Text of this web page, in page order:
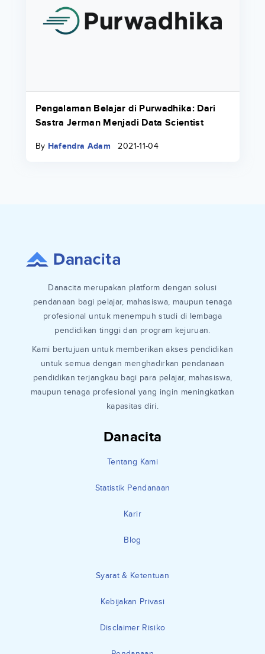
Pengalaman Belajar di Purwadhika: Dari
Sastra Jerman Menjadi Data Scientist
By Hafendra Adam 2021-11-04
Danacita
Tentang Kami
Statistik Pendanaan
Karir
Blog
Syarat & Ketentuan
Kebijakan Privasi
Disclaimer Risiko
Danacita merupakan platform dengan solusi
pendanaan bagi pelajar, mahasiswa, maupun tenaga
profesional untuk menempuh studi di lembaga
pendidikan tinggi dan program kejuruan.
Kami bertujuan untuk memberikan akses pendidikan
untuk semua dengan menghadirkan pendanaan
pendidikan terjangkau bagi para pelajar, mahasiswa,
maupun tenaga profesional yang ingin meningkatkan
kapasitas diri.